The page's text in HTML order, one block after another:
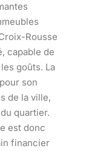
Rousse
capable de
goûts. La
son
de la ville,
quartier.
est donc
financier